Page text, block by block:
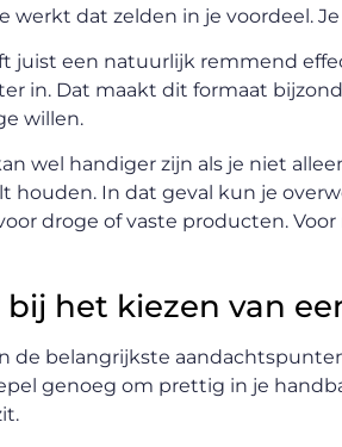
werkt dat zelden in je voordeel.
juist een natuurlijk remmend
in. Dat maakt dit formaat
willen.
wel handiger zijn als je niet
houden. In dat geval kun je
droge of vaste producten.
het kiezen van
de belangrijkste
genoeg om prettig in je